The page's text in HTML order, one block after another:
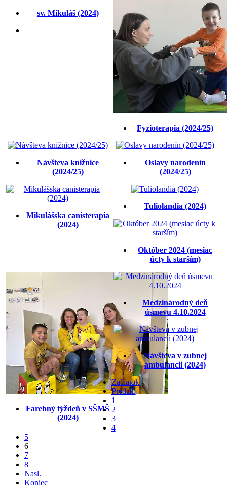
sv. Mikuláš (2024)
Fyzioterapia (2024/25)
Návšteva knižnice
(2024/25)
Oslavy narodenín
(2024/25)
Mikulášska canisterapia
(2024)
Tuliolandia (2024)
Október 2024 (mesiac
úcty k starším)
Farebný týždeň v SŠMŠ
(2024)
Medzinárodný deň
úsmevu 4.10.2024
Návšteva v zubnej
ambulancii (2024)
Začiatok
Predch.
1
2
3
4
5
6
7
8
Nasl.
Koniec